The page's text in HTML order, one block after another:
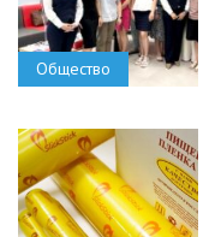
Общество